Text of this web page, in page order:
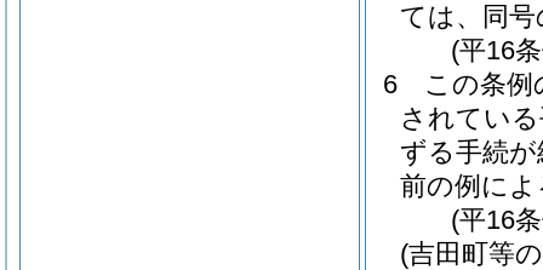
ては、同
(平16
6
この条例
されてい
ずる手続
前の例によ
(平16
(吉田町等